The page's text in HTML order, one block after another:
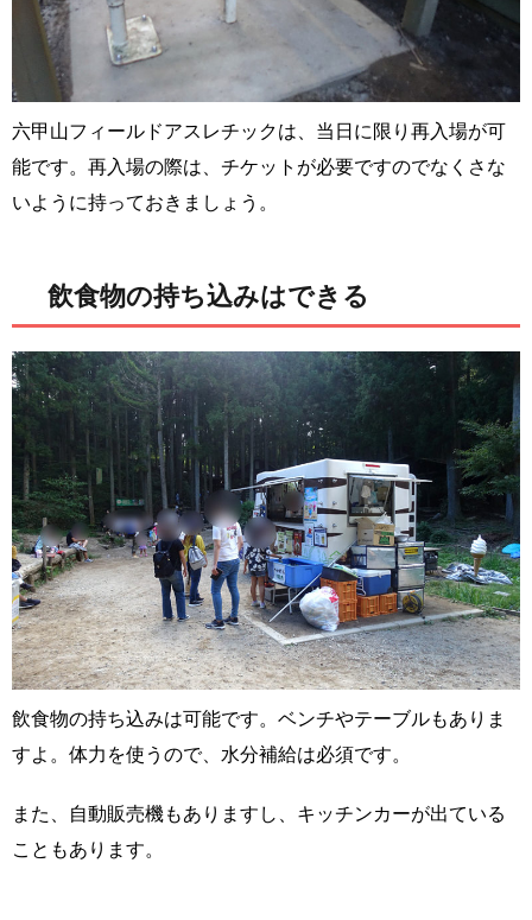
六甲山フィールドアスレチックは、当日に限り再入場が可
能です。再入場の際は、チケットが必要ですのでなくさな
いように持っておきましょう。
飲食物の持ち込みはできる
飲食物の持ち込みは可能です。ベンチやテーブルもありま
すよ。体力を使うので、水分補給は必須です。
また、自動販売機もありますし、キッチンカーが出ている
こともあります。